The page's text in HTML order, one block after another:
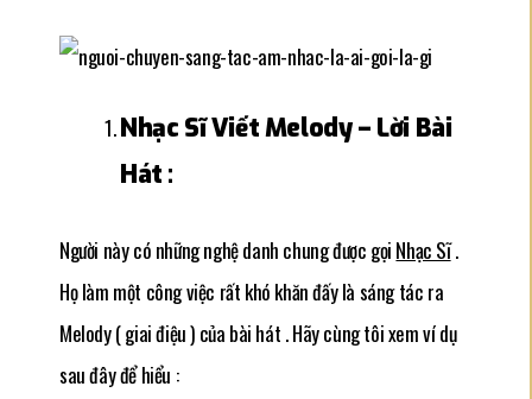
Nhạc Sĩ Viết Melody – Lời Bài
Hát :
Người này có những nghệ danh chung được gọi Nhạc Sĩ.
Họ làm một công việc rất khó khăn đấy là sáng tác ra
Melody ( giai điệu ) của bài hát . Hãy cùng tôi xem ví dụ
sau đây để hiểu :